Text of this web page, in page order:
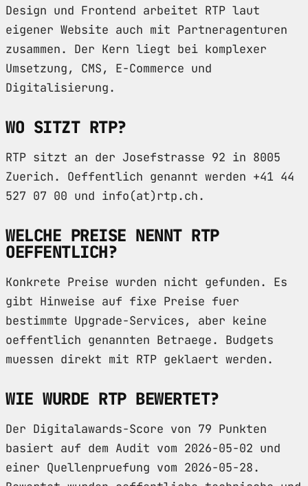
Design und Frontend arbeitet RTP laut
eigener Website auch mit Partneragenturen
zusammen. Der Kern liegt bei komplexer
Umsetzung, CMS, E-Commerce und
Digitalisierung.
WO SITZT RTP?
RTP sitzt an der Josefstrasse 92 in 8005
Zuerich. Oeffentlich genannt werden +41 44
527 07 00 und info(at)rtp.ch.
WELCHE PREISE NENNT RTP
OEFFENTLICH?
Konkrete Preise wurden nicht gefunden. Es
gibt Hinweise auf fixe Preise fuer
bestimmte Upgrade-Services, aber keine
oeffentlich genannten Betraege. Budgets
muessen direkt mit RTP geklaert werden.
WIE WURDE RTP BEWERTET?
Der Digitalawards-Score von 79 Punkten
basiert auf dem Audit vom 2026-05-02 und
einer Quellenpruefung vom 2026-05-28.